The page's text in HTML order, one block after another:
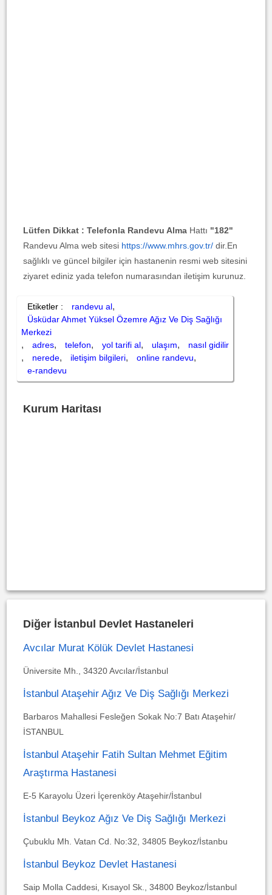
Lütfen Dikkat : Telefonla Randevu AlmaHattı "182"
Randevu Alma web sitesi https://www.mhrs.gov.tr/dir.En
sağlıklı ve güncel bilgiler için hastanenin resmi web sitesini
ziyaret ediniz yada telefon numarasından iletişim kurunuz.
Etiketler : randevu al,
Üsküdar Ahmet Yüksel Özemre Ağız Ve Diş Sağlığı
Merkezi
, adres, telefon, yol tarifi al, ulaşım, nasıl gidilir
, nerede, iletişim bilgileri, online randevu,
e-randevu
Kurum Haritası
Diğer İstanbul Devlet Hastaneleri
Avcılar Murat Kölük Devlet Hastanesi
Üniversite Mh., 34320 Avcılar/İstanbul
İstanbul Ataşehir Ağız Ve Diş Sağlığı Merkezi
Barbaros Mahallesi Fesleğen Sokak No:7 Batı Ataşehir/
İSTANBUL
İstanbul Ataşehir Fatih Sultan Mehmet Eğitim
Araştırma Hastanesi
E-5 Karayolu Üzeri İçerenköy Ataşehir/İstanbul
İstanbul Beykoz Ağız Ve Diş Sağlığı Merkezi
Çubuklu Mh. Vatan Cd. No:32, 34805 Beykoz/İstanbu
İstanbul Beykoz Devlet Hastanesi
Saip Molla Caddesi, Kısayol Sk., 34800 Beykoz/İstanbul